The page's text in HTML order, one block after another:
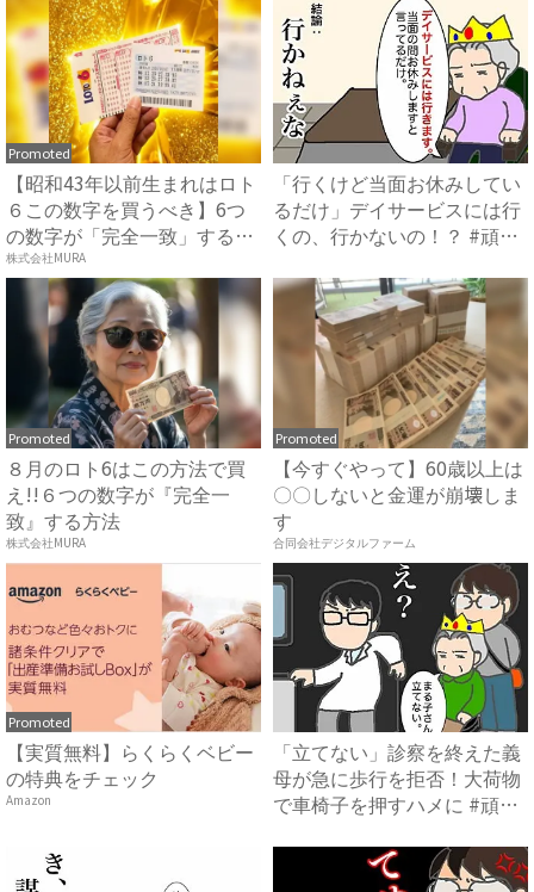
Promoted
【昭和43年以前生まれはロト
６この数字を買うべき】6つ
の数字が「完全一致」する
方...
株式会社MURA
「行くけど当面お休みしてい
るだけ」デイサービスには行
くの、行かないの！？ #頑
Promoted
８月のロト6はこの方法で買
え!!６つの数字が『完全一
致』する方法
株式会社MURA
Promoted
【今すぐやって】60歳以上は
〇〇しないと金運が崩壊しま
す
合同会社デジタルファーム
Promoted
【実質無料】らくらくベビー
の特典をチェック
Amazon
「立てない」診察を終えた義
母が急に歩行を拒否！大荷物
で車椅子を押すハメに #頑